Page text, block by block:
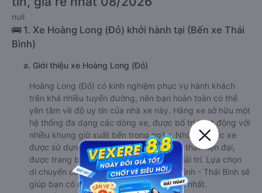
null
🚌 1. Xe Hoàng Long (Đỏ) khởi hành tại (Bến xe Thái
Bình)
a. Giới thiệu xe Hoàng Long (Đỏ)
Hoàng Long (Đỏ) có kinh nghiệm phục vụ hành khách
trên khá nhiều tuyến đường, nên bạn hoàn toàn có thể
yên tâm về độ uy tín của nhà xe này. Hãng xe sở hữu một
hệ thống đa dạng các dòng xe, được bố trí hoạt động với
nhiều khung giờ xuất bến trong ngày. Những chiếc xe
được sử dụng hầu hết đều là xe mới, nội thất hiện đại,
được trang bị đầy đủ các phương tiện giải trí. Lựa chọn
di chuyển cùng xe đi Bình Định từ Thái Bình - Thái Bình sẽ
giúp bạn có những trải nghiệm đáng nhớ nhất.